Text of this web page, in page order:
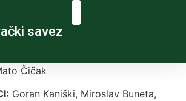
savez
Čičak
Goran Kaniški, Miroslav Buneta,